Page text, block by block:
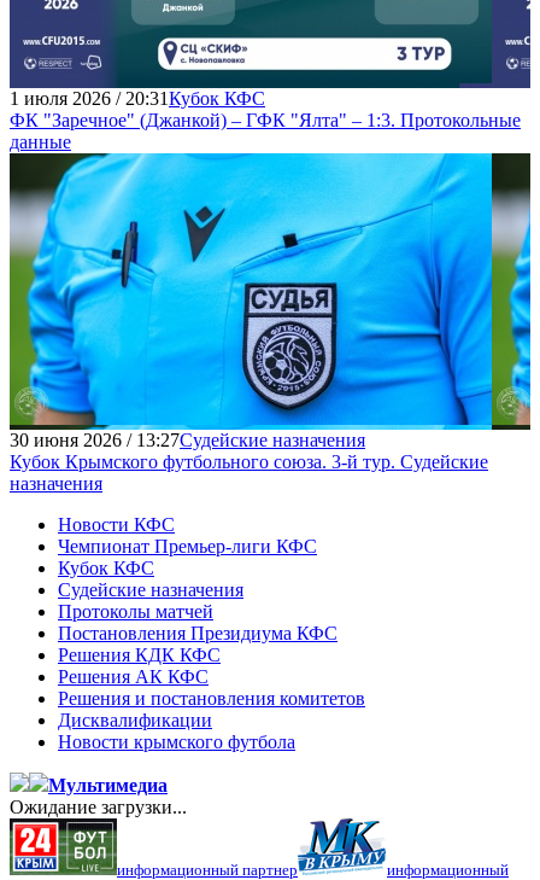
1 июля 2026 / 20:31Кубок КФС
ФК "Заречное" (Джанкой) – ГФК "Ялта" – 1:3. Протокольные
данные
30 июня 2026 / 13:27Судейские назначения
Кубок Крымского футбольного союза. 3-й тур. Судейские
назначения
Новости КФС
Чемпионат Премьер-лиги КФС
Кубок КФС
Судейские назначения
Протоколы матчей
Постановления Президиума КФС
Решения КДК КФС
Решения АК КФС
Решения и постановления комитетов
Дисквалификации
Новости крымского футбола
Мультимедиа
Ожидание загрузки...
информационный партнер
информационный